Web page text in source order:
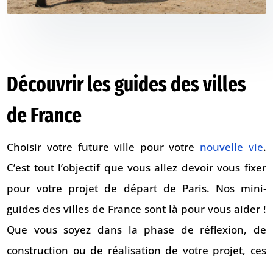
Découvrir les guides des villes
de France
Choisir votre future ville pour votre nouvelle vie.
C’est tout l’objectif que vous allez devoir vous fixer
pour votre projet de départ de Paris. Nos mini-
guides des villes de France sont là pour vous aider !
Que vous soyez dans la phase de réflexion, de
construction ou de réalisation de votre projet, ces